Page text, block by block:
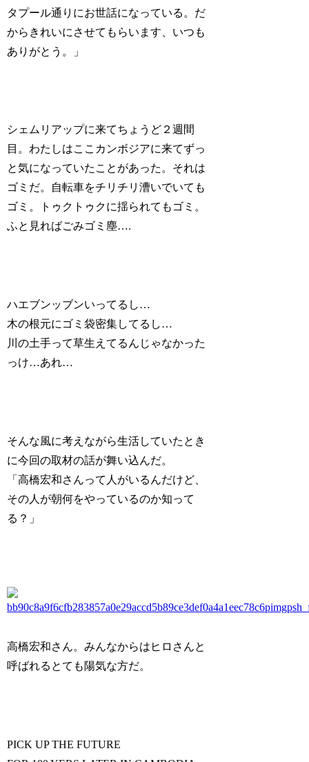
タプール通りにお世話になっている。だ
からきれいにさせてもらいます、いつも
ありがとう。」
シェムリアップに来てちょうど２週間
目。わたしはここカンボジアに来てずっ
と気になっていたことがあった。それは
ゴミだ。自転車をチリチリ漕いでいても
ゴミ。トゥクトゥクに揺られてもゴミ。
ふと見ればごみゴミ塵….
ハエブンッブンいってるし…
木の根元にゴミ袋密集してるし…
川の土手って草生えてるんじゃなかった
っけ…あれ…
そんな風に考えながら生活していたとき
に今回の取材の話が舞い込んだ。
「高橋宏和さんって人がいるんだけど、
その人が朝何をやっているのか知って
る？」
高橋宏和さん。みんなからはヒロさんと
呼ばれるとても陽気な方だ。
PICK UP THE FUTURE